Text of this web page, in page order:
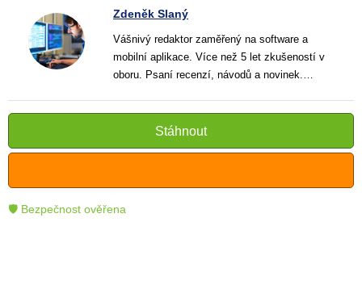
Zdeněk Slaný
Vášnivý redaktor zaměřený na software a
mobilní aplikace. Více než 5 let zkušeností v
oboru. Psaní recenzí, návodů a novinek.
pomáhají čtenářům lépe porozumět a využít
moderní technologie.
Stáhnout
🛡 Bezpečnost ověřena